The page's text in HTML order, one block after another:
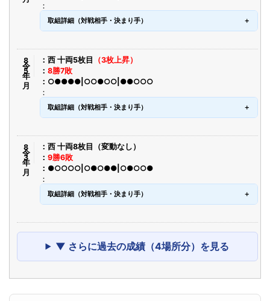
取組詳細（対戦相手・決まり手）
令8年5月 西 十両5枚目
（3枚上昇）
8勝7敗
○●●●●|○○●○○|●●○○○
取組詳細（対戦相手・決まり手）
令8年3月
西 十両8枚目（変動なし）
9勝6敗
●○○○○|○●○●●|○●○○●
取組詳細（対戦相手・決まり手）
▼ さらに過去の成績（4場所分）を見る